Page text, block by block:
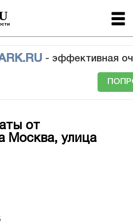
- эффективная
от
Москва, улица